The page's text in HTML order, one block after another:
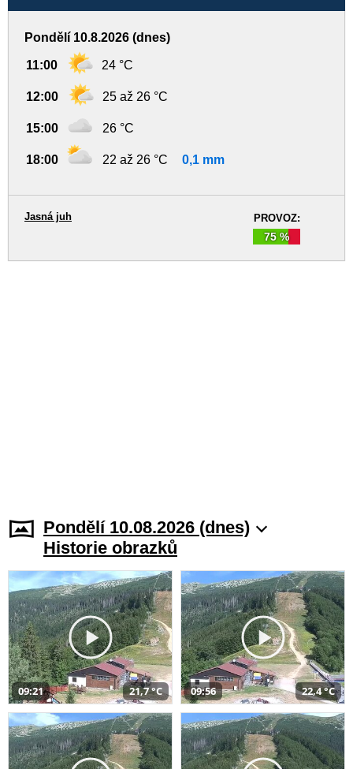
Pondělí 10.8.2026 (dnes)
11:00 24 °C
12:00 25 až 26 °C
15:00 26 °C
18:00 22 až 26 °C 0,1 mm
PROVOZ:
75 %
Jasná juh
Pondělí 10.08.2026 (dnes)
Historie obrazků
09:21 21,7 °C 09:56 22,4 °C